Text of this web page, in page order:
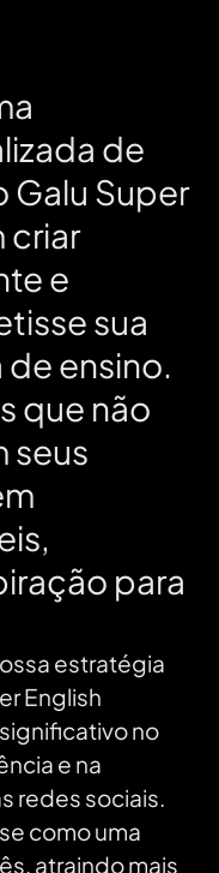
de
Galu Super
criar
e
sua
de ensino.
que não
seus
para
estratégia
English
no
e na
redes sociais.
como uma
atraindo mais